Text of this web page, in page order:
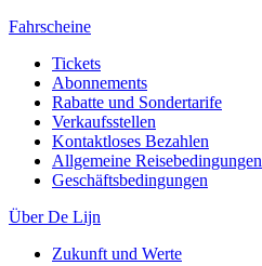
Fahrscheine
Tickets
Abonnements
Rabatte und Sondertarife
Verkaufsstellen
Kontaktloses Bezahlen
Allgemeine Reisebedingungen
Geschäftsbedingungen
Über De Lijn
Zukunft und Werte